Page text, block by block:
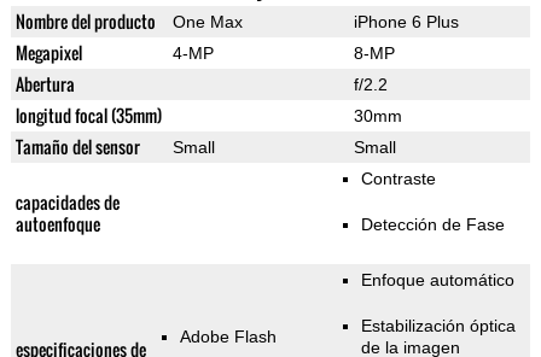
Nombre del producto One Max iPhone 6 Plus
Megapixel 4-MP 8-MP
Abertura f/2.2
longitud focal (35mm) 30mm
Tamaño del sensor Small Small
capacidades de
autoenfoque
Contraste
Detección de Fase
especificaciones de Adobe Flash
Enfoque automático
Estabilización óptica
de la imagen